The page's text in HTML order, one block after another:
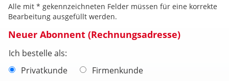
Alle mit * gekennzeichneten Felder müssen für eine korrekte
Bearbeitung ausgefüllt werden.
Neuer Abonnent (Rechnungsadresse)
Ich bestelle als:
Privatkunde
Firmenkunde